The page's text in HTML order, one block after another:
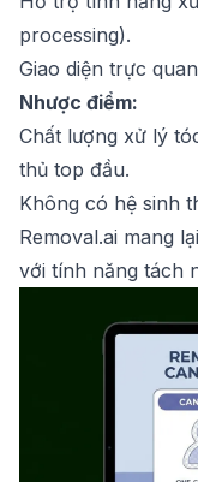
processing).
Giao diện trực
Nhược điểm:
Chất lượng xử lý
thủ top đầu.
Không có hệ sinh
Removal.ai mang
với tính năng tách